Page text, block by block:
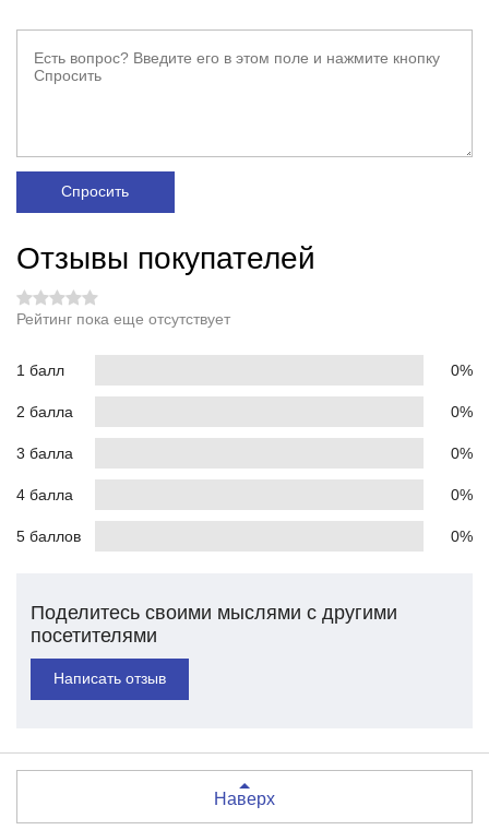
Спросить
Отзывы покупателей
Рейтинг пока еще отсутствует
1 балл 0%
2 балла 0%
3 балла 0%
4 балла 0%
5 баллов 0%
Поделитесь своими мыслями с другими
посетителями
Написать отзыв
Наверх